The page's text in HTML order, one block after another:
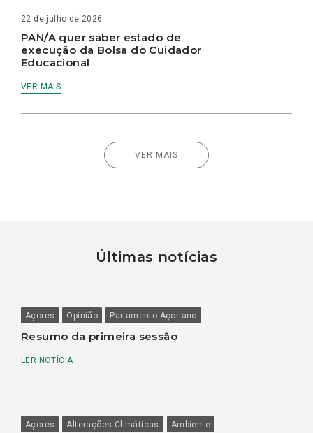
22 de julho de 2026
PAN/A quer saber estado de
execução da Bolsa do Cuidador
Educacional
VER MAIS
VER MAIS
Últimas notícias
Açores Opinião Parlamento Açoriano
Resumo da primeira sessão
LER NOTÍCIA
Açores Alterações Climáticas Ambiente